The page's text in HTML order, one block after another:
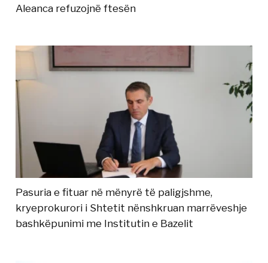
Aleanca refuzojnë ftesën
Pasuria e fituar në mënyrë të paligjshme,
kryeprokurori i Shtetit nënshkruan marrëveshje
bashkëpunimi me Institutin e Bazelit